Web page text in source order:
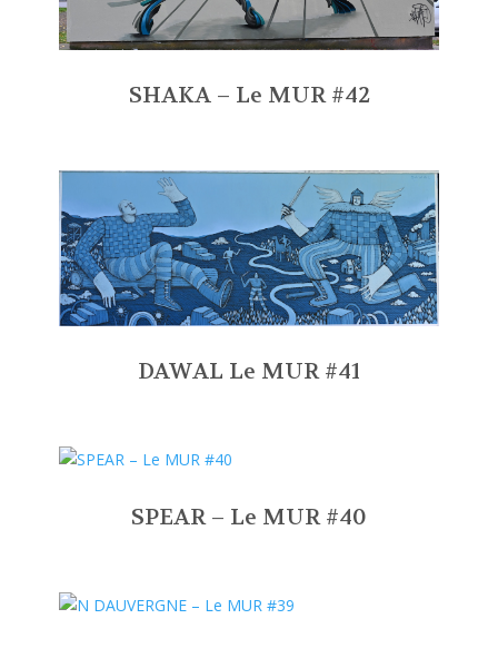
SHAKA – Le MUR #42
DAWAL Le MUR #41
SPEAR – Le MUR #40